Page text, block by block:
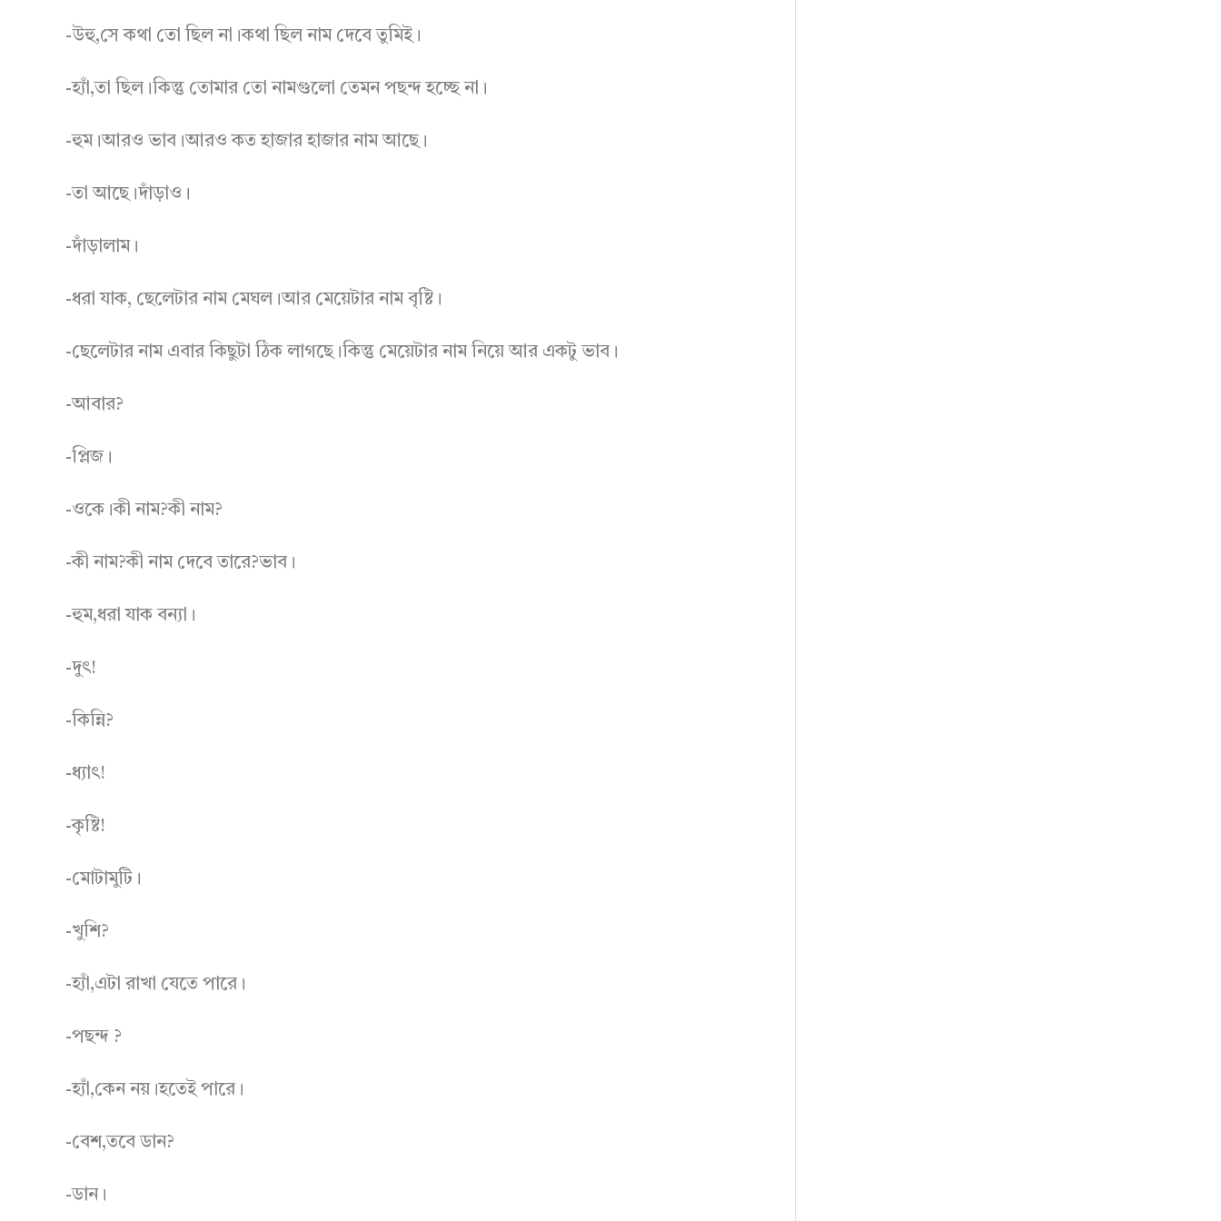
-উহু,সে কথা তো ছিল না।কথা ছিল নাম দেবে তুমিই।
-হ্যাঁ,তা ছিল।কিন্তু তোমার তো নামগুলো তেমন পছন্দ হচ্ছে না।
-হুম।আরও ভাব।আরও কত হাজার হাজার নাম আছে।
-তা আছে।দাঁড়াও।
-দাঁড়ালাম।
-ধরা যাক, ছেলেটার নাম মেঘল।আর মেয়েটার নাম বৃষ্টি।
-ছেলেটার নাম এবার কিছুটা ঠিক লাগছে।কিন্তু মেয়েটার নাম নিয়ে আর একটু ভাব।
-আবার?
-প্লিজ।
-ওকে।কী নাম?কী নাম?
-কী নাম?কী নাম দেবে তারে?ভাব।
-হুম,ধরা যাক বন্যা।
-দুৎ!
-কিন্নি?
-ধ্যাৎ!
-কৃষ্টি!
-মোটামুটি।
-খুশি?
-হ্যাঁ,এটা রাখা যেতে পারে।
-পছন্দ ?
-হ্যাঁ,কেন নয়।হতেই পারে।
-বেশ,তবে ডান?
-ডান।